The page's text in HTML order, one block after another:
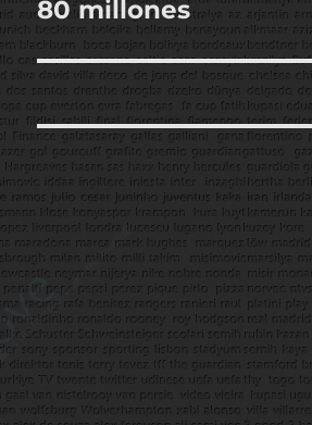
Sonraki
yazı:
80 millones